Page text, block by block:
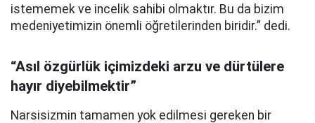
istememek ve incelik sahibi olmaktır. Bu da bizim
medeniyetimizin önemli öğretilerinden biridir.” dedi.
“Asıl özgürlük içimizdeki arzu ve dürtülere
hayır diyebilmektir”
Narsisizmin tamamen yok edilmesi gereken bir